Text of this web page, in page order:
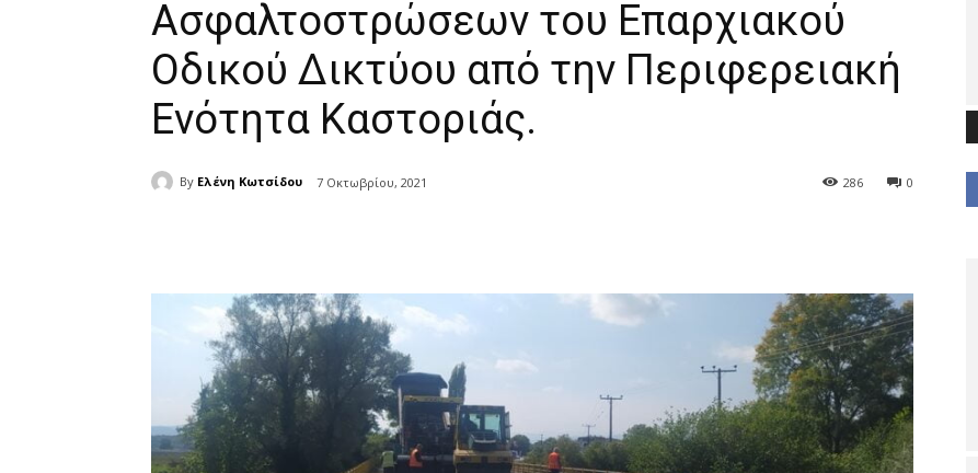
Ασφαλτοστρώσεων του Επαρχιακού
Οδικού Δικτύου από την Περιφερειακή
Ενότητα Καστοριάς.
By Ελένη Κωτσίδου 7 Οκτωβρίου, 2021 0
286